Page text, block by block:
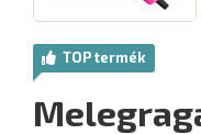
TOP termék